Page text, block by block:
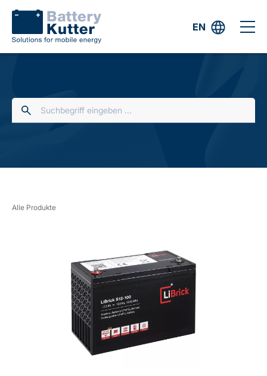
EN
Alle Produkte